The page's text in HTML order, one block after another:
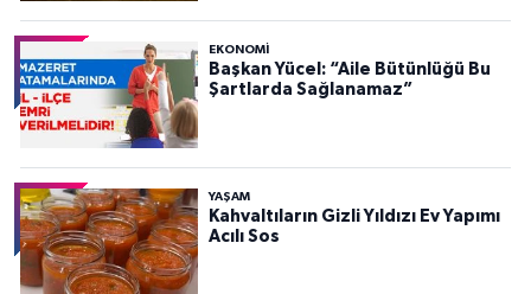
EKONOMI
Başkan Yücel: “Aile Bütünlüğü Bu
Şartlarda Sağlanamaz”
YAŞAM
Kahvaltıların Gizli Yıldızı Ev Yapımı
Acılı Sos